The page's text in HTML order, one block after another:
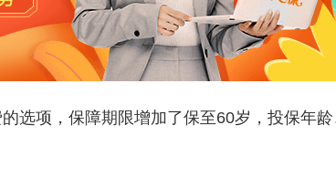
选项，保障期限增加了保至60岁，投保年龄